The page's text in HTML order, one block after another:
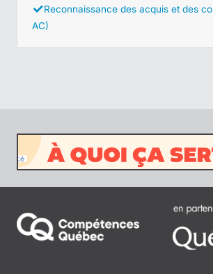
Reconnaissance des acquis et des
AC)